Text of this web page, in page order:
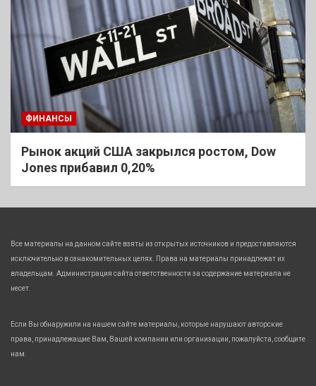
ФИНАНСЫ
Рынок акций США закрылся ростом, Dow
Jones прибавил 0,20%
Все материалы на данном сайте взяты из открытых источников и предоставляются
исключительно в ознакомительных целях. Права на материалы принадлежат их
владельцам. Администрация сайта ответственности за содержание материала не
несет.
Если Вы обнаружили на нашем сайте материалы, которые нарушают авторские
права, принадлежащие Вам, Вашей компании или организации, пожалуйста, сообщите
нам.